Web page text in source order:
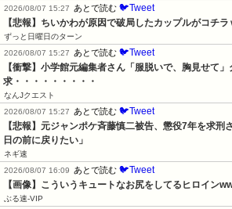
2026/08/07 15:27
あとで読む 🐦Tweet
【悲報】ちいかわが原因で破局したカップルがコチ
ずっと日曜日のターン
2026/08/07 15:27
あとで読む 🐦Tweet
【衝撃】小学館元編集者さん「服脱いで、胸見せて
求・・・・・・・・・
なんJクエスト
2026/08/07 15:27
あとで読む 🐦Tweet
【悲報】元ジャンポケ斉藤慎二被告、懲役7年を求
日の前に戻りたい」
ネギ速
2026/08/07 16:09
あとで読む 🐦Tweet
【画像】こういうキュートなお尻をしてるヒロイン
ぶる速-VIP